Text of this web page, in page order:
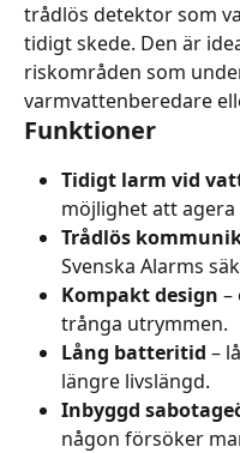
trådlös detektor som
tidigt skede. Den är
riskområden som
varmvattenberedare
Funktioner
Tidigt larm vid
möjlighet att
Trådlös
Svenska Alarms
Kompakt design –
trånga utrymmen.
Lång batteritid –
längre livslängd.
Inbyggd
någon försöker